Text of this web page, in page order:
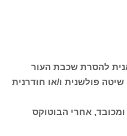
להסרת שכבת העור
שיטה פולשנית ו/או חודרנית
אחרי הבוטוקס